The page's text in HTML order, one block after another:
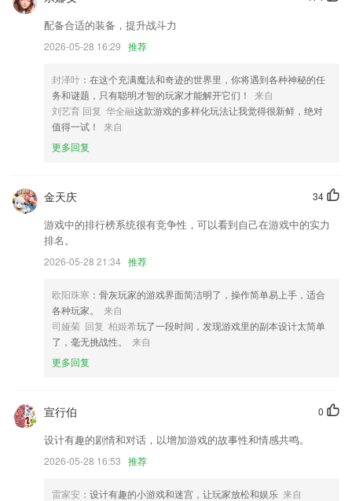
添加行程插件（配合实时服务或者是本地行程使用）
优化转发功能不点发表的问题
发现板块强势来袭，在这里你能发现更多精彩
联系我们
以上就是1号彩票方版的介绍，如果您喜欢这款软件，您可以到应用商店
进行打分评论，说出您的使用经历，以帮助我们更好的对产品进行优化修
配备合适的装备，提升战斗力
2026-05-28 16:29 推荐
封泽叶 ：在这个充满魔法和奇迹的世界里，你将遇到各种神秘的任
务和谜题，只有聪明才智的玩家才能解开它们！
来自
刘艺育 回复 华全融这款游戏的多样化玩法让我觉得很新鲜，绝对
值得一试！
来自
更多回复
34
金天庆
游戏中的排行榜系统很有竞争性，可以看到自己在游戏中的实力
排名。
2026-05-28 21:34 推荐
欧阳珠寒 ：骨灰玩家的游戏界面简洁明了，操作简单易上手，适合
各种玩家。
来自
司娅菊 回复 柏姬希玩了一段时间，发现游戏里的副本设计太简单
了，毫无挑战性。
来自
更多回复
0
宣行伯
设计有趣的剧情和对话，以增加游戏的故事性和情感共鸣。
2026-05-28 16:53 推荐
雷家安 ：设计有趣的小游戏和迷宫，让玩家放松和娱乐 来自